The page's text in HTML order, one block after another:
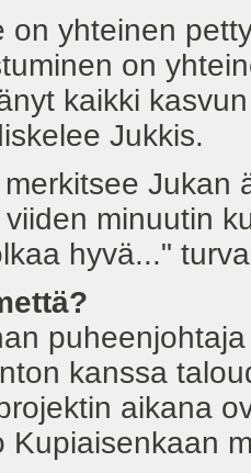
on yhteinen
on
kaikki
Jukkis.
Jukan
minuutin
hyvä..."
kanssa
aikana
Kupiaisenkaan